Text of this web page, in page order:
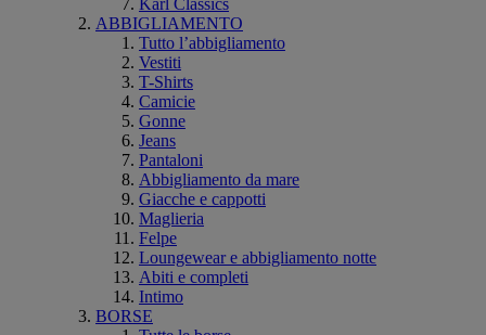
Karl Classics
ABBIGLIAMENTO
Tutto l’abbigliamento
Vestiti
T-Shirts
Camicie
Gonne
Jeans
Pantaloni
Abbigliamento da mare
Giacche e cappotti
Maglieria
Felpe
Loungewear e abbigliamento notte
Abiti e completi
Intimo
BORSE